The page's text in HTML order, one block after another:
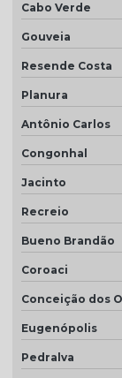
Cabo Verde
Gouveia
Resende Costa
Planura
Antônio Carlos
Congonhal
Jacinto
Recreio
Bueno Brandão
Coroaci
Conceição dos
Eugenópolis
Pedralva